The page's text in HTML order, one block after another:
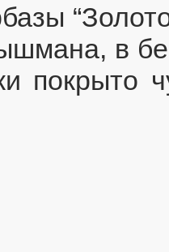
в
покрыто